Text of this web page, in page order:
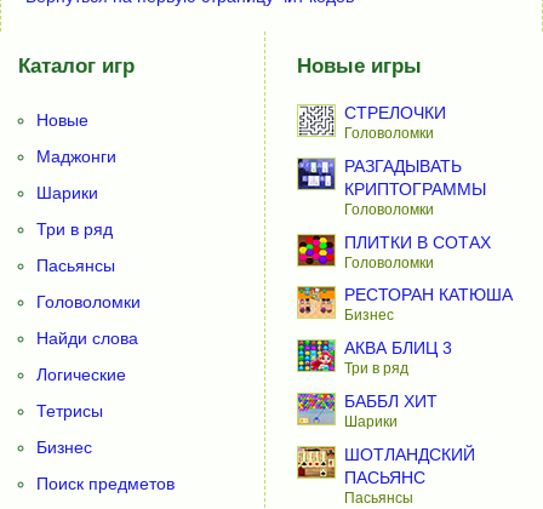
Каталог игр
Новые
Маджонги
Шарики
Три в ряд
Пасьянсы
Головоломки
Найди слова
Логические
Тетрисы
Бизнес
Поиск предметов
Новые игры
СТРЕЛОЧКИ
Головоломки
РАЗГАДЫВАТЬ
КРИПТОГРАММЫ
Головоломки
ПЛИТКИ В СОТАХ
Головоломки
РЕСТОРАН КАТЮША
Бизнес
АКВА БЛИЦ 3
Три в ряд
БАББЛ ХИТ
Шарики
ШОТЛАНДСКИЙ
ПАСЬЯНС
Пасьянсы